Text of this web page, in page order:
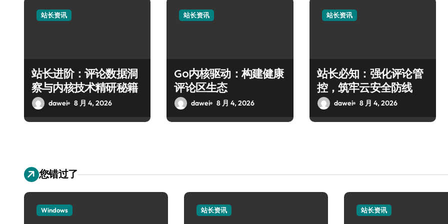
站长资讯
站长进阶：评论数据洞
察与内核技术精研秘籍
dawei 8 月 4, 2026
站长资讯
Go内核驱动：构建健康
评论区生态
dawei 8 月 4, 2026
站长资讯
站长必知：强化评论管
控，筑牢云安全防线
dawei 8 月 4, 2026
您错过了
Windows 站长资讯 站长资讯